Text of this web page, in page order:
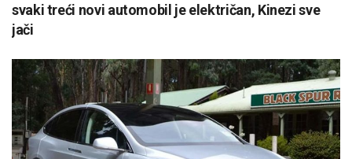
svaki treći novi automobil je električan, Kinezi sve
jači